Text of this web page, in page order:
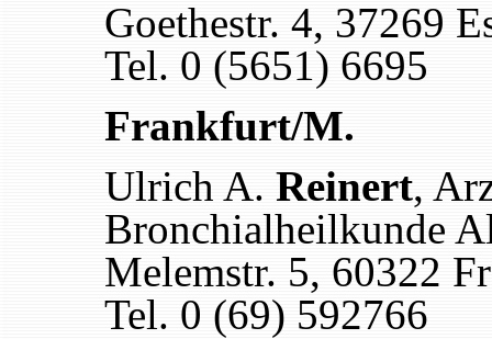
Goethestr. 4, 37269
Tel. 0 (5651) 6695
Frankfurt/M.
Ulrich A. Reinert,
Bronchialheilkunde
Melemstr. 5, 60322
Tel. 0 (69) 592766